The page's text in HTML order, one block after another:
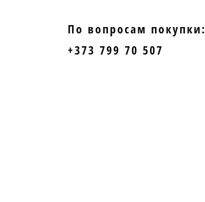
По вопросам покупки:
+373 799 70 507